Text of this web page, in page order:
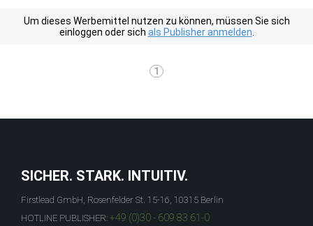
Um dieses Werbemittel nutzen zu können, müssen Sie sich
einloggen oder sich als Publisher anmelden
1
SICHER. STARK. INTUITIV.
Firstlead GmbH, Rosenfelder St. 15-16, 10315 Berlin
HOTLINE PUBLISHER: +49 (0)30 - 609 83 61-0